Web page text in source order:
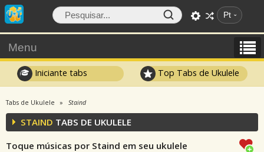
Pt
Menu
Iniciante tabs Top Tabs de Ukulele
Tabs de Ukulele Staind
STAIND TABS DE UKULELE
Toque músicas por Staind em seu ukulele